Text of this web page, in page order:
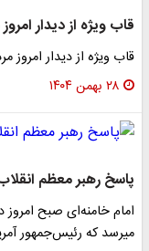
قاب ویژه از دیدار
قاب ویژه از دیدار امروز
۲۸ بهمن ۱۴۰۴
پاسخ رهبر معظم
امام خامنه‌ای صبح امروز
میرسد که رئیس‌جمهور